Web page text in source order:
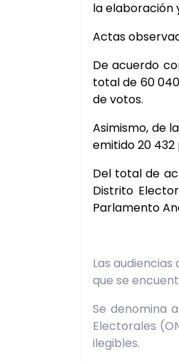
la elaboración
Actas
De acuerdo
total de 60
de votos.
Asimismo, de
emitido 20
Del total de
Distrito
Parlamento
Las
que se
Se denomina
Electorales
ilegibles.